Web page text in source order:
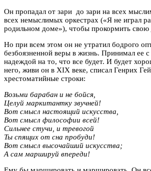
Он пропадал от зари до зари на всех
всех немыслимых оркестрах («Я не играл
родильном доме»), чтобы прокормить
Но при всем этом он не утратил бодрого
безбоязненной веры в жизнь. Принимал ее
надеждой на то, что все будет. И будет
него, живи он в XIX веке, списал Генрих
хрестоматийные строки:
Возьми барабан и не бойся,
Целуй маркитантку звучней!
Вот смысл настоящий искусства,
Вот смысл философии всей!
Сильнее стучи, и тревогой
Ты спящих от сна пробуди!
Вот смысл высочайший искусства;
А сам маршируй впереди!